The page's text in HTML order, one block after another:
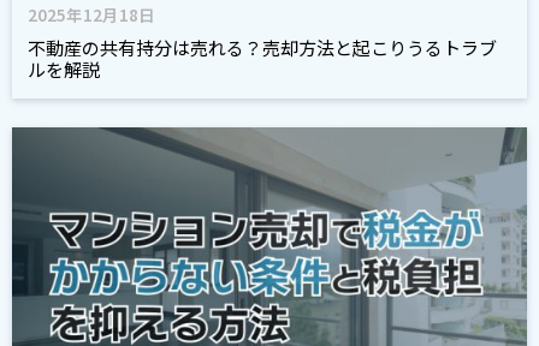
2025年12月18日
不動産の共有持分は売れる？売却方法と起こりうるトラブ
ルを解説